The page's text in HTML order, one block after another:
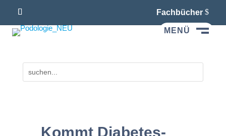
Fachbücher
MENÜ
Kommt Diabetes-